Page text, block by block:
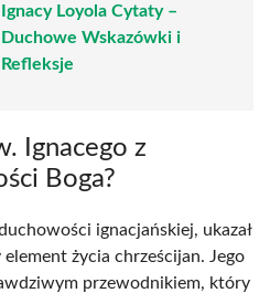
Ignacy Loyola Cytaty –
Duchowe Wskazówki i
Refleksje
Ignacego z
Boga?
ignacjańskiej, ukazał
życia chrześcijan. Jego
przewodnikiem, który